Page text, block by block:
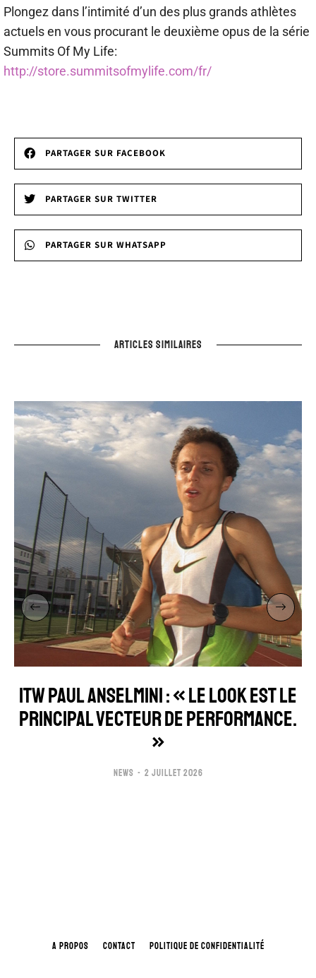
Plongez dans l’intimité d’un des plus grands athlètes
actuels en vous procurant le deuxième opus de la série
Summits Of My Life:
http://store.summitsofmylife.com/fr/
PARTAGER SUR FACEBOOK
PARTAGER SUR TWITTER
PARTAGER SUR WHATSAPP
ARTICLES SIMILAIRES
ITW PAUL ANSELMINI : « LE LOOK EST LE
PRINCIPAL VECTEUR DE PERFORMANCE.
»
NEWS 2 JUILLET 2026
A PROPOS CONTACT POLITIQUE DE CONFIDENTIALITÉ